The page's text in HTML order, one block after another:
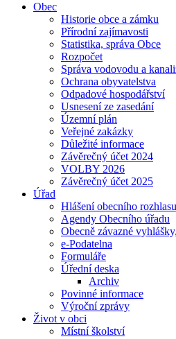
Obec
Historie obce a zámku
Přírodní zajímavosti
Statistika, správa Obce
Rozpočet
Správa vodovodu a
Ochrana obyvatelstva
Odpadové hospodářství
Usnesení ze zasedání
Územní plán
Veřejné zakázky
Důležité informace
Závěrečný účet 2024
VOLBY 2026
Závěrečný účet 2025
Úřad
Hlášení obecního rozhlasu
Agendy Obecního úřadu
Obecně závazné
e-Podatelna
Formuláře
Úřední deska
Archiv
Povinné informace
Výroční zprávy
Život v obci
Místní školství